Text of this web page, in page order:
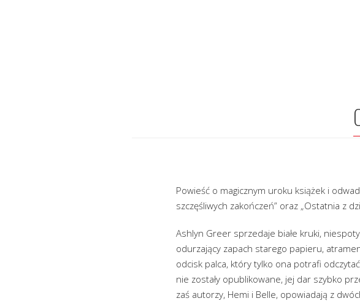
Powieść o magicznym uroku książek i
szczęśliwych zakończeń” oraz „Ostatnia z
Ashlyn Greer sprzedaje białe kruki,
odurzający zapach starego papieru,
odcisk palca, który tylko ona potrafi
nie zostały opublikowane, jej dar szybko
zaś autorzy, Hemi i Belle, opowiadają z